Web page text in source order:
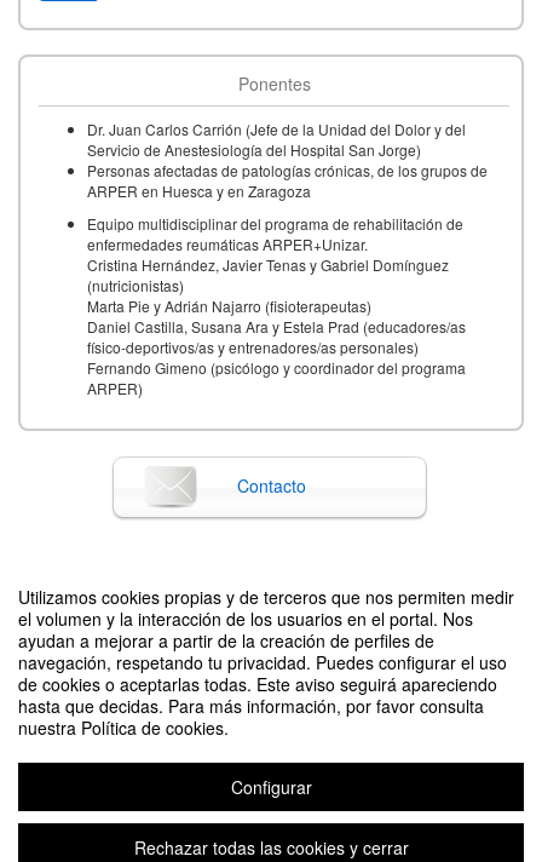
Utilizamos cookies propias y de terceros que nos permiten medir
el volumen y la interacción de los usuarios en el portal. Nos
ayudan a mejorar a partir de la creación de perfiles de
navegación, respetando tu privacidad. Puedes configurar el uso
de cookies o aceptarlas todas. Este aviso seguirá apareciendo
hasta que decidas. Para más información, por favor consulta
nuestra Política de cookies.
Configurar
Rechazar todas las cookies y cerrar
Ponentes
Dr. Juan Carlos Carrión (Jefe de la Unidad del Dolor y del
Servicio de Anestesiología del Hospital San Jorge)
Personas afectadas de patologías crónicas, de los grupos de
ARPER en Huesca y en Zaragoza
Equipo multidisciplinar del programa de rehabilitación de
enfermedades reumáticas ARPER+Unizar.
Cristina Hernández, Javier Tenas y Gabriel Domínguez
(nutricionistas)
Marta Pie y Adrián Najarro (fisioterapeutas)
Daniel Castilla, Susana Ara y Estela Prad (educadores/as
físico-deportivos/as y entrenadores/as personales)
Fernando Gimeno (psicólogo y coordinador del programa
ARPER)
Contacto
Jornada de Rehabilitación multidisciplinar de patologías crónicas: adherencia
Organizado por Universidad de Zaragoza (Servicio de Actividades
Deportivas, y Facultad de Ciencias de la Salud y del Deporte), y asociación